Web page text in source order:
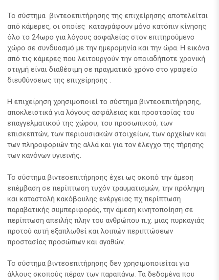
Το σύστημα βιντεοεπιτήρησης της επιχείρησης αποτελείται
από κάμερες, οι οποίες καταγράφουν μόνο κατόπιν κίνησης
όλο το 24ωρο για λόγους ασφαλείας στον επιτηρούμενο
χώρο σε συνδυασμό με την ημερομηνία και την ώρα. Η εικόνα
από τις κάμερες που λειτουργούν την οποιαδήποτε χρονική
στιγμή είναι διαθέσιμη σε πραγματικό χρόνο στο γραφείο
διευθύνσεως της επιχείρησης .
Η επιχείρηση χρησιμοποιεί το σύστημα βιντεοεπιτήρησης,
αποκλειστικά για λόγους ασφάλειας και προστασίας του
επαγγελματικού της χώρου, του προσωπικού, των
επισκεπτών, των περιουσιακών στοιχείων, των αρχείων και
των πληροφοριών της αλλά και για τον έλεγχο της τήρησης
των κανόνων υγιεινής.
Το σύστημα βιντεοεπιτήρησης έχει ως σκοπό την άμεση
επέμβαση σε περίπτωση τυχόν τραυματισμών, την πρόληψη
και καταστολή κακόβουλης ενέργειας πχ περίπτωση
παραβατικής συμπεριφοράς, την άμεση κινητοποίηση σε
περίπτωση απειλής πλην του ανθρώπου π.χ. μιας πυρκαγιάς
προτού αυτή εξαπλωθεί και λοιπών περιπτώσεων
προστασίας προσώπων και αγαθών.
Το σύστημα βιντεοεπιτήρησης δεν χρησιμοποιείται για
άλλους σκοπούς πέραν των παραπάνω. Τα δεδομένα που